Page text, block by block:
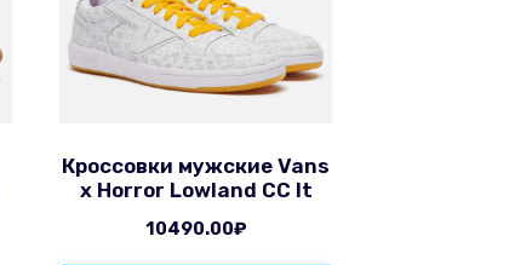
Кроссовки мужские Vans
x Horror Lowland CC It
10490.00₽